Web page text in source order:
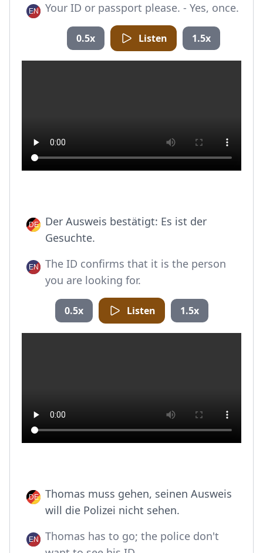
Your ID or passport please. - Yes, once.
0.5x Listen 1.5x
Der Ausweis bestätigt: Es ist der
Gesuchte.
The ID confirms that it is the person
you are looking for.
0.5x Listen 1.5x
Thomas muss gehen, seinen Ausweis
will die Polizei nicht sehen.
Thomas has to go; the police don't